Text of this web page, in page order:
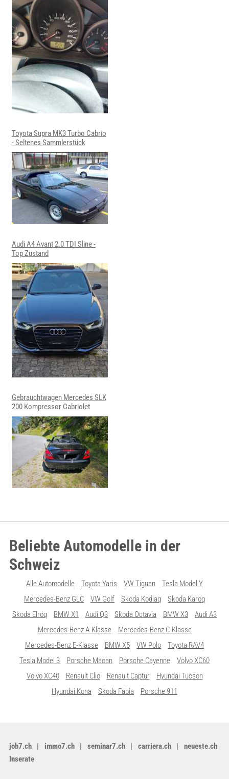
Toyota Supra MK3 Turbo Cabrio
- Seltenes Sammlerstück
Audi A4 Avant 2.0 TDI Sline -
Top Zustand
Gebrauchtwagen Mercedes SLK
200 Kompressor Cabriolet
Beliebte Automodelle in der
Schweiz
Alle Automodelle Toyota Yaris VW Tiguan
Tesla Model Y
Mercedes-Benz GLC
VW Golf Skoda Kodiaq
Skoda Karoq
Skoda Elroq
BMW X1 Audi Q3 Skoda Octavia BMW X3
Audi A3
Mercedes-Benz A-Klasse
Mercedes-Benz C-Klasse
Mercedes-Benz E-Klasse
BMW X5 VW Polo
Toyota RAV4
Tesla Model 3
Porsche Macan Porsche Cayenne
Volvo XC60
Volvo XC40
Renault Clio Renault Captur
Hyundai Tucson
Hyundai Kona
Skoda Fabia Porsche 911
job7.ch immo7.ch seminar7.ch carriera.ch
neueste.ch
Inserate